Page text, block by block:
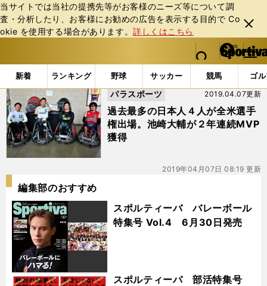
当サイトでは当社の提携先等がお客様のニーズ等について調
査・分析したり、お客様にお勧めの広告を表⽰する⽬的で Co
okie を使⽤する場合があります。詳しくはこちら
閉じ
る
web Sportiva (webスポルティーバ)
検索
マイペ
ー
ジ
メニュ
新着 ランキング 野球 サッカー 競馬 ゴ
b
ス
ル
テ
ィ
ー
バ
「#官野一彦」の最新ニュース・ 情報
過去最多の日本人４人が全米選手
権出場。池崎大輔が２年連続MVP
獲得
2019.04.07更新
パラスポーツ
2019年04月07日 08:19 更新
編集部のおすすめ
スポルティーバ バレーボール
特集号 Vol.4 6月30日発売
スポルティーバ 部活特集号